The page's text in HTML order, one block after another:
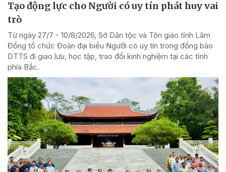
Tạo động lực cho Người có uy tín phát huy vai
trò
Từ ngày 27/7 - 10/8/2026, Sở Dân tộc và Tôn giáo tỉnh Lâm
Đồng tổ chức Đoàn đại biểu Người có uy tín trong đồng bào
DTTS đi giao lưu, học tập, trao đổi kinh nghiệm tại các tỉnh
phía Bắc.